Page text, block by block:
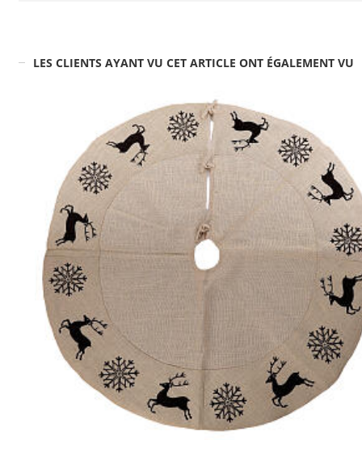
LES CLIENTS AYANT VU CET ARTICLE ONT ÉGALEMENT VU